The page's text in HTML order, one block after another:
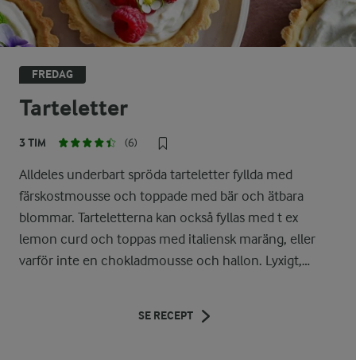
FREDAG
Tarteletter
3 TIM (6)
Alldeles underbart spröda tarteletter fyllda med
färskostmousse och toppade med bär och ätbara
blommar. Tarteletterna kan också fyllas med t ex
lemon curd och toppas med italiensk maräng, eller
varför inte en chokladmousse och hallon. Lyxigt,
SE RECEPT